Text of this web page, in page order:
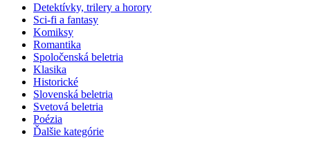
Detektívky, trilery a horory
Sci-fi a fantasy
Komiksy
Romantika
Spoločenská beletria
Klasika
Historické
Slovenská beletria
Svetová beletria
Poézia
Ďalšie kategórie